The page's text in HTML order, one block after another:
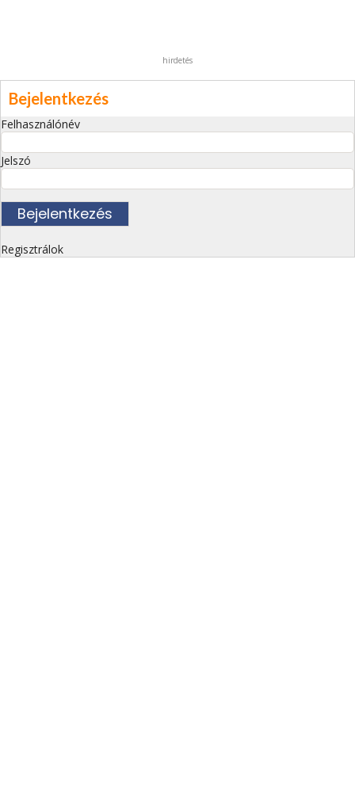
hirdetés
Bejelentkezés
Felhasználónév
Jelszó
Regisztrálok